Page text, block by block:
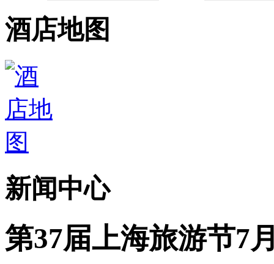
酒店地图
新闻中心
第37届上海旅游节7